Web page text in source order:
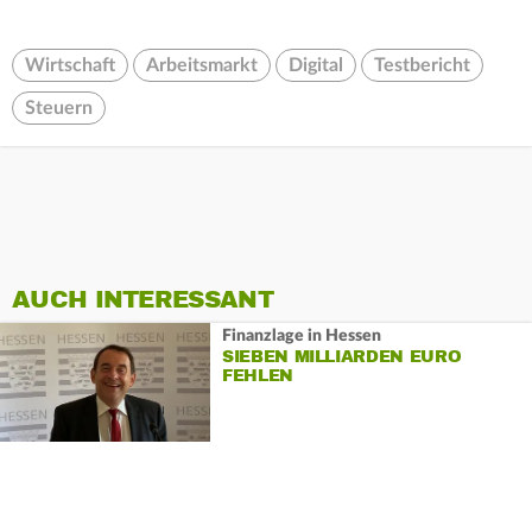
Wirtschaft Arbeitsmarkt Digital Testbericht
Steuern
AUCH INTERESSANT
Finanzlage in Hessen
SIEBEN MILLIARDEN EURO
FEHLEN